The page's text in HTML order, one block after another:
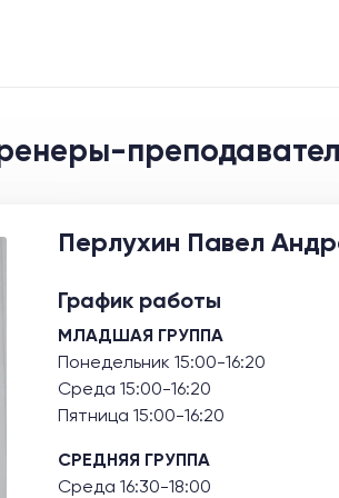
Перлухин Павел
График работы
МЛАДШАЯ ГРУППА
Понедельник 15:00-16:20
Среда 15:00-16:20
Пятница 15:00-16:20
СРЕДНЯЯ ГРУППА
Среда 16:30-18:00